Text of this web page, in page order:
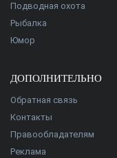
Подводная охота
Рыбалка
Юмор
ДОПОЛНИТЕЛЬНО
Обратная связь
Контакты
Правообладателям
Реклама